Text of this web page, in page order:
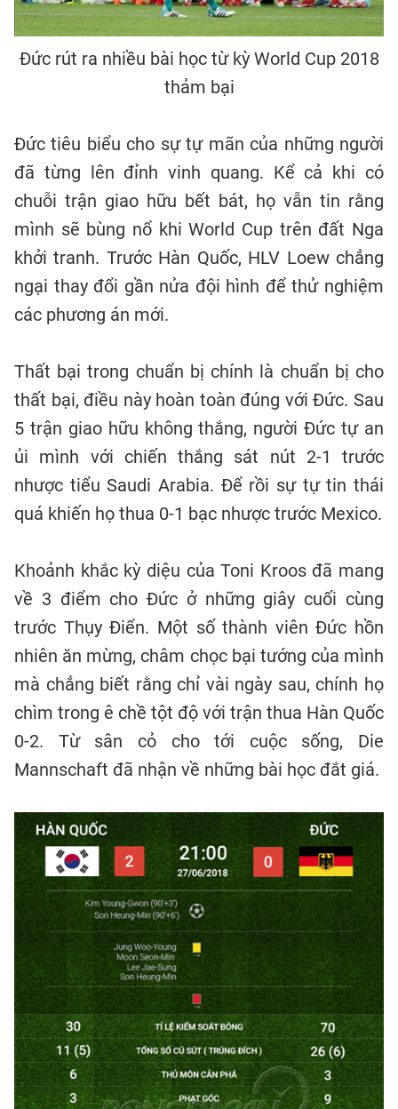
Đức rút ra nhiều bài học từ kỳ World Cup 2018
thảm bại
Đức tiêu biểu cho sự tự mãn của những người
đã từng lên đỉnh vinh quang. Kể cả khi có
chuỗi trận giao hữu bết bát, họ vẫn tin rằng
mình sẽ bùng nổ khi World Cup trên đất Nga
khởi tranh. Trước Hàn Quốc, HLV Loew chẳng
ngại thay đổi gần nửa đội hình để thử nghiệm
các phương án mới.
Thất bại trong chuẩn bị chính là chuẩn bị cho
thất bại, điều này hoàn toàn đúng với Đức. Sau
5 trận giao hữu không thắng, người Đức tự an
ủi mình với chiến thắng sát nút 2-1 trước
nhược tiểu Saudi Arabia. Để rồi sự tự tin thái
quá khiến họ thua 0-1 bạc nhược trước Mexico.
Khoảnh khắc kỳ diệu của Toni Kroos đã mang
về 3 điểm cho Đức ở những giây cuối cùng
trước Thụy Điển. Một số thành viên Đức hồn
nhiên ăn mừng, châm chọc bại tướng của mình
mà chẳng biết rằng chỉ vài ngày sau, chính họ
chìm trong ê chề tột độ với trận thua Hàn Quốc
0-2. Từ sân cỏ cho tới cuộc sống, Die
Mannschaft đã nhận về những bài học đắt giá.